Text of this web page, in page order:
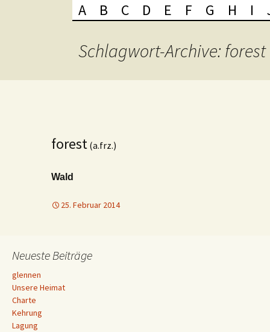
A B C D E F G H I
Schlagwort-Archive: forest
forest (a.frz.)
Wald
25. Februar 2014
Neueste Beiträge
glennen
Unsere Heimat
Charte
Kehrung
Lagung